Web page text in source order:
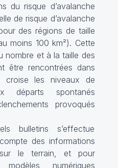
du risque d’avalanche
de risque d’avalanche
des régions de taille
moins 100 km²). Cette
nombre et à la taille des
être rencontrées dans
croise les niveaux de
départs spontanés
provoqués
bulletins s’effectue
des informations
sur le terrain, et pour
numériques